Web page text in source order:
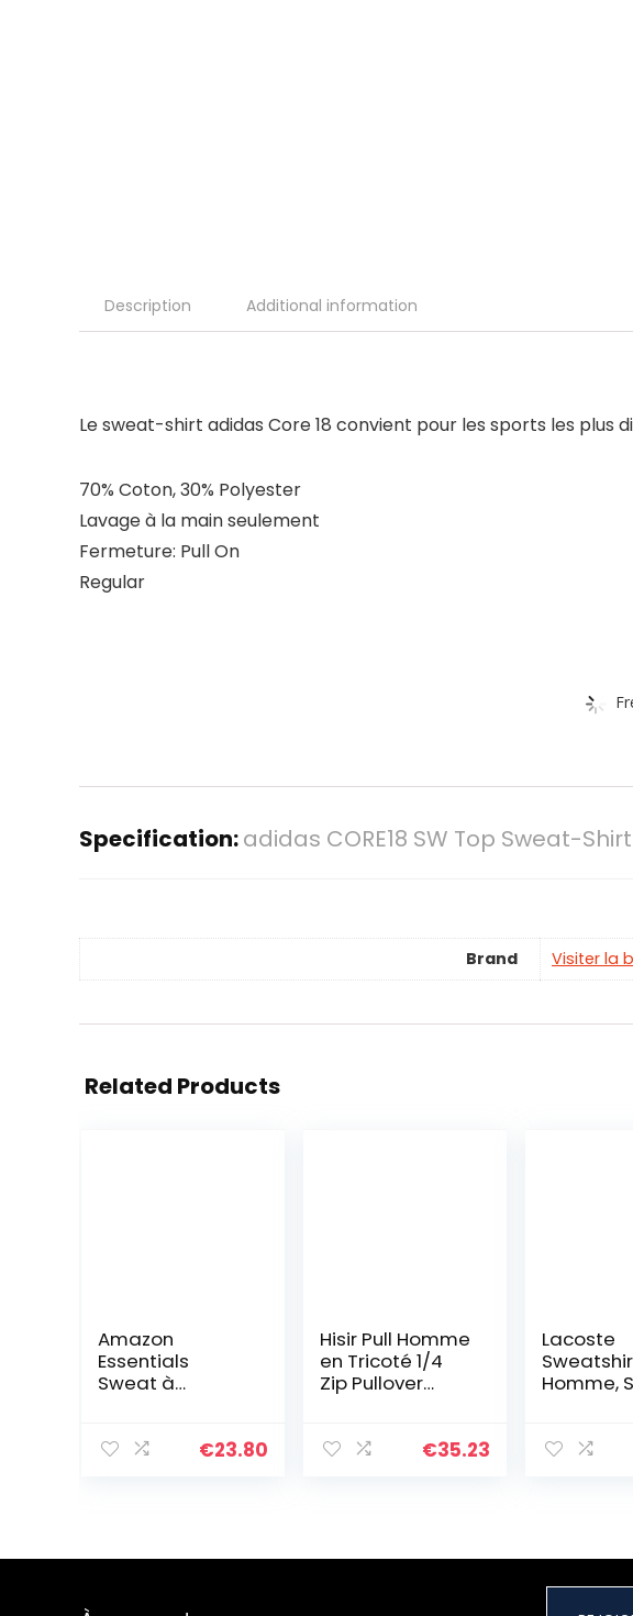
Description Additional information
Le sweat-shirt adidas Core 18 convient pour les sports les
70% Coton, 30% Polyester
Lavage à la main seulement
Fermeture: Pull On
Regular
Specification:adidas CORE18 SW Top Sweat-
Brand Visiter la
Related Products
Amazon
Essentials
Sweat à
(Grandes Tailles
€23.80
Hisir Pull Homme
en Tricoté 1/4
Zip Pullover
Confortable
Fermeture à
€35.23
Lacoste
Homme,